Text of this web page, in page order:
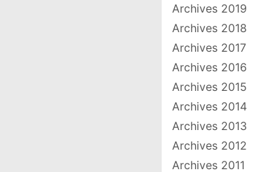
Archives 2019
Archives 2018
Archives 2017
Archives 2016
Archives 2015
Archives 2014
Archives 2013
Archives 2012
Archives 2011